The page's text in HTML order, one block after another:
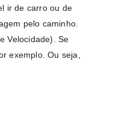
ir de carro ou de
pelo caminho.
Velocidade). Se
exemplo. Ou seja,